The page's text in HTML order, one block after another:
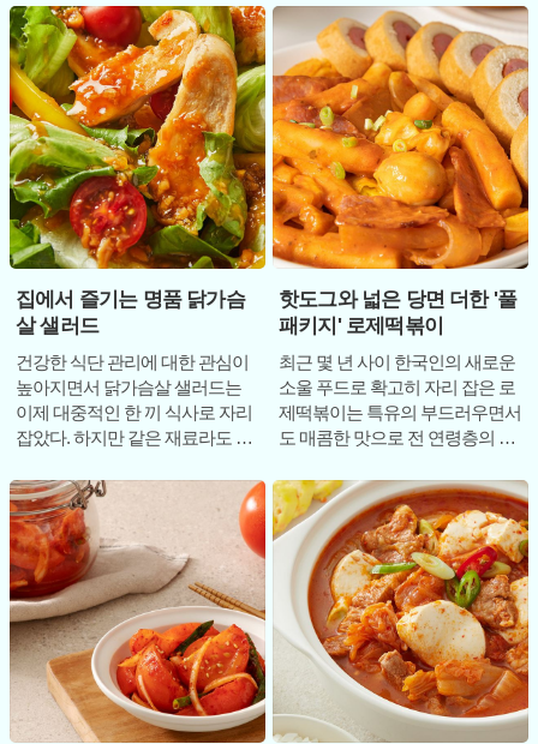
거부감을 느
미를 살린 칰햄 블
집에서 즐기는 명품 닭가슴
살 샐러드
건강한 식단 관리에 대한 관심이
높아지면서 닭가슴살 샐러드는
이제 대중적인 한 끼 식사로 자리
잡았다. 하지만 같은 재료라도 조
차만별로
핫도그와 넓은 당면 더한 '풀
패키지' 로제떡볶이
최근 몇 년 사이 한국인의 새로운
소울 푸드로 확고히 자리 잡은 로
제떡볶이는 특유의 부드러우면서
도 매콤한 맛으로 전 연령층의 입
의 맛을